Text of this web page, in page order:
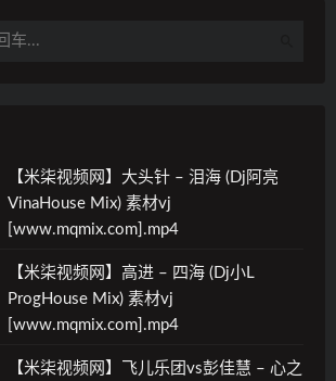
【米柒视频网】大头针 – 泪海 (Dj阿亮
VinaHouse Mix) 素材vj
[www.mqmix.com].mp4
【米柒视频网】高进 – 四海 (Dj小L
ProgHouse Mix) 素材vj
[www.mqmix.com].mp4
【米柒视频网】飞儿乐团vs彭佳慧 – 心之